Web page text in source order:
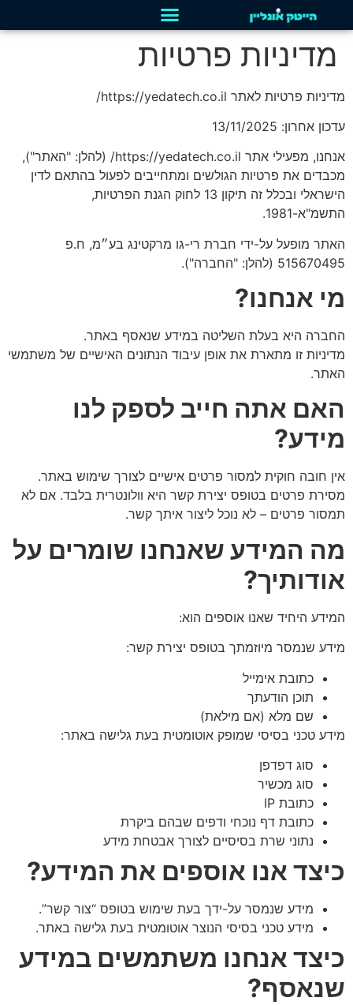
מדיניות פרטיות
מדיניות פרטיות לאתר https://yedatech.co.il/
עדכון אחרון: 13/11/2025
אנחנו, מפעילי אתר https://yedatech.co.il/
(להלן: "האתר"),
מכבדים את פרטיות הגולשים ומתחייבים לפעול בהתאם לדין
הישראלי ובכלל זה תיקון 13 לחוק הגנת הפרטיות,
התשמ"א-1981.
האתר מופעל על-ידי חברת רי-גו מרקטינג בע״מ, ח.פ
515670495 (להלן: "החברה").
מי אנחנו?
החברה היא בעלת השליטה במידע שנאסף באתר.
מדיניות זו מתארת את אופן עיבוד הנתונים האישיים של משתמשי
האתר.
האם אתה חייב לספק לנו
מידע?
אין חובה חוקית למסור פרטים אישיים לצורך שימוש באתר.
מסירת פרטים בטופס יצירת קשר היא וולונטרית בלבד. אם לא
תמסור פרטים – לא נוכל ליצור איתך קשר.
מה המידע שאנחנו שומרים על
אודותיך?
המידע היחיד שאנו אוספים הוא:
מידע שנמסר מיוזמתך בטופס יצירת קשר:
כתובת אימייל
תוכן הודעתך
שם מלא (אם מילאת)
מידע טכני בסיסי שמופק אוטומטית בעת גלישה באתר:
סוג דפדפן
סוג מכשיר
כתובת IP
כתובת דף נוכחי ודפים שבהם ביקרת
נתוני שרת בסיסיים לצורך אבטחת מידע
כיצד אנו אוספים את המידע?
מידע שנמסר על-ידך בעת שימוש בטופס “צור קשר”.
מידע טכני בסיסי הנוצר אוטומטית בעת גלישה באתר.
כיצד אנחנו משתמשים במידע
שנאסף?